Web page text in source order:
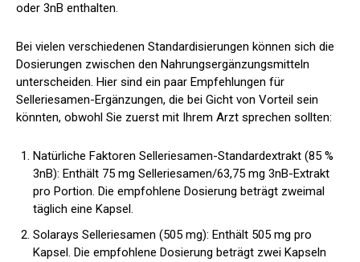
oder 3nB enthalten.
Bei vielen verschiedenen Standardisierungen können sich die
Dosierungen zwischen den Nahrungsergänzungsmitteln
unterscheiden. Hier sind ein paar Empfehlungen für
Selleriesamen-Ergänzungen, die bei Gicht von Vorteil sein
könnten, obwohl Sie zuerst mit Ihrem Arzt sprechen sollten:
Natürliche Faktoren Selleriesamen-Standardextrakt (85 %
3nB): Enthält 75 mg Selleriesamen/63,75 mg 3nB-Extrakt
pro Portion. Die empfohlene Dosierung beträgt zweimal
täglich eine Kapsel.
Solarays Selleriesamen (505 mg): Enthält 505 mg pro
Kapsel. Die empfohlene Dosierung beträgt zwei Kapseln